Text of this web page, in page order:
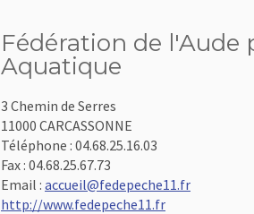
Fédération de l'Aude
Aquatique
3 Chemin de Serres
11000 CARCASSONNE
Téléphone : 04.68.25.16.03
Fax : 04.68.25.67.73
Email : accueil@fedepeche11.fr
http://www.fedepeche11.fr